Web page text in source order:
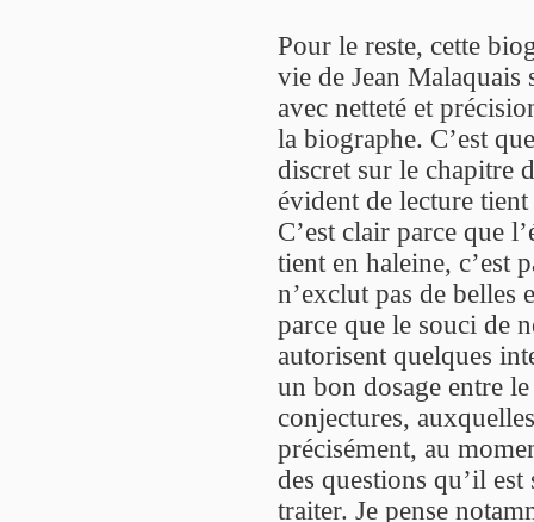
Pour le reste, cette
vie de Jean Malaquais
avec netteté et
la biographe. C’est
discret sur le chapitre
évident de lecture
C’est clair parce que
tient en haleine, c’est
n’exclut pas de belles
parce que le souci de
autorisent quelques
un bon dosage entre
conjectures,
précisément, au
des questions qu’il
traiter. Je pense